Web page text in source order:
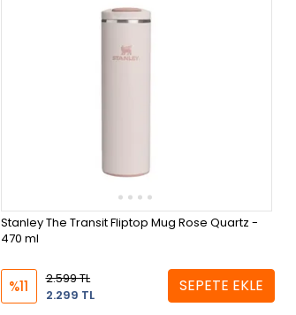
Stanley The Transit Fliptop Mug Rose Quartz -
470 ml
%11
2.599 TL
2.299 TL
SEPETE EKLE